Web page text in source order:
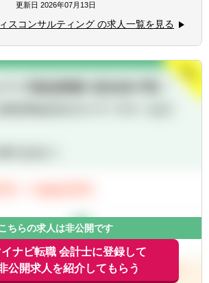
【歓迎要件】
会計や財務に関するコンサルティング業務
事業会社での経理経験をお持ちの方
■公認会計士資格保有者（試験合格者含む）
■Excel、PPT、Wordの実務における使用経験
＜経営コンサルティング業務＞
経営企画や経営アクションの立案・実行
財務モデル・資金繰りモデルの開発支援
管理会計導入や原価管理体制の構築
バリュエーション・債権評価・財産評定
支援）
会計コンサルティング業務＞
準備支援
決算早期化支援
資金調達支援
■基幹システム導入支援
更新日 2026年07月13日
スコンサルティング の求人一覧を見る
ちらの求人は非公開です
イナビ転職 会計士に登録して
公開求人を紹介してもらう